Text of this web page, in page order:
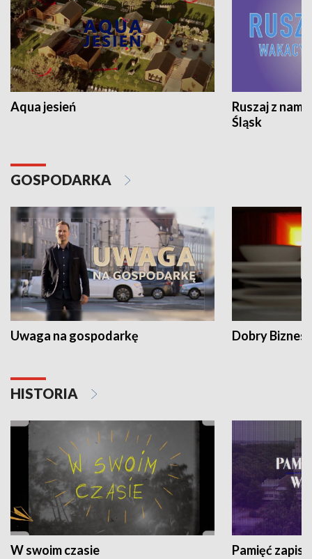
Aqua jesień
Ruszaj z
Śląsk
GOSPODARKA
Uwaga na gospodarkę Dobry Biznes
HISTORIA
W swoim czasie Pamięć